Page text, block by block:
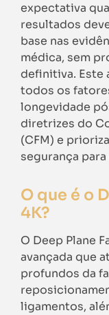
expectativa
resultados
base nas
médica, sem
definitiva.
todos os
longevidade
diretrizes do
(CFM) e
segurança
O que é o
4K?
O Deep Plane
avançada que
profundos da
ligamentos,